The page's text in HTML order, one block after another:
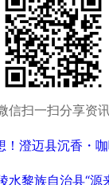
信扫一扫分享资
！‍澄迈县沉香・
水黎族自治县“源